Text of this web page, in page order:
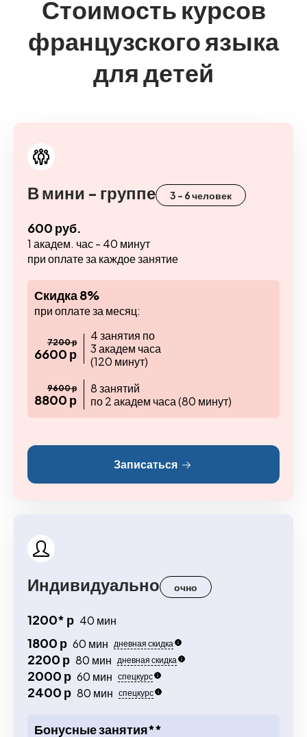
Стоимость курсов
французского языка
для детей
В мини - группе 3 - 6 человек
600 руб.
1 академ. час - 40 минут
при оплате за каждое занятие
Скидка 8%
при оплате за месяц:
7200 р
6600 р
4 занятия по
3 академ часа
(120 минут)
9600 р
8800 р
8 занятий
по 2 академ часа (80 минут)
Записаться
Индивидуально очно
1200* р 40 мин
1800 р 60 мин дневная скидка
2200 р 80 мин дневная скидка
2000 р 60 мин спецкурс
2400 р 80 мин спецкурс
Бонусные занятия**